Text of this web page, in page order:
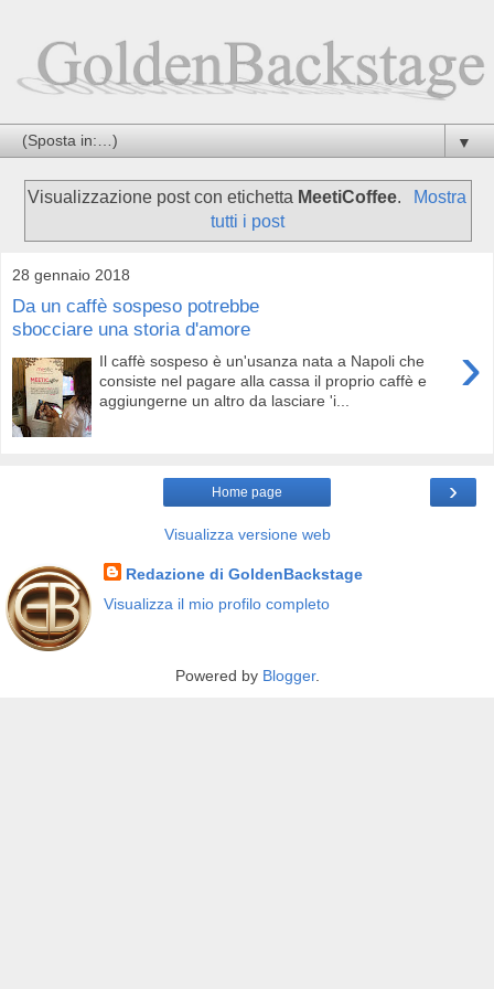
▼
Visualizzazione post con etichetta MeetiCoffee.
Mostra
tutti i post
28 gennaio 2018
Da un caffè sospeso potrebbe
sbocciare una storia d'amore
›
Il caffè sospeso è un'usanza nata a Napoli che
consiste nel pagare alla cassa il proprio caffè e
aggiungerne un altro da lasciare 'i...
›
Home page
Visualizza versione web
Redazione di GoldenBackstage
Visualizza il mio profilo completo
Powered by Blogger.